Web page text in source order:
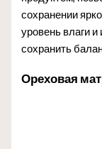
сохранении
уровень влаги
сохранить
Ореховая